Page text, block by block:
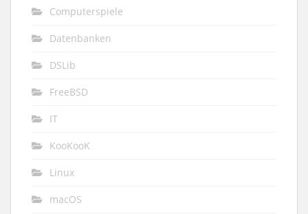
Computerspiele
Datenbanken
DSLib
FreeBSD
IT
KooKooK
Linux
macOS